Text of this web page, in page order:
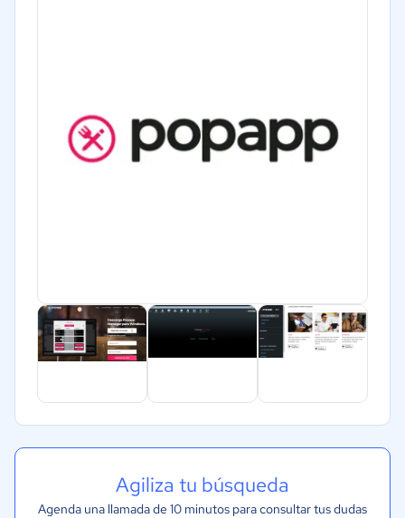
Agiliza tu búsqueda
Agenda una llamada de 10 minutos para consultar tus dudas